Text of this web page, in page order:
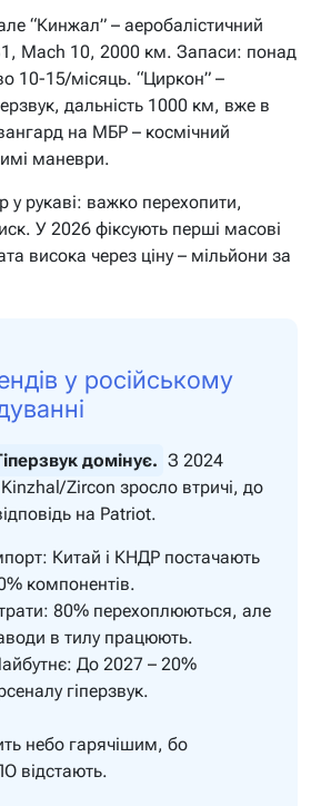
“Кинжал” – аеробалістичний
Mach 10, 2000 км. Запаси: понад
10-15/місяць. “Циркон” –
дальність 1000 км, вже в
на МБР – космічний
маневри.
у рукаві: важко перехопити,
У 2026 фіксують перші масові
висока через ціну – мільйони за
у російському
домінує. З 2024
Zircon зросло втричі, до
на Patriot.
Китай і КНДР постачають
компонентів.
80% перехоплюються, але
в тилу працюють.
До 2027 – 20%
гіперзвук.
небо гарячішим, бо
відстають.